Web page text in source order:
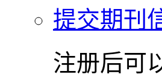
提交期刊
注册后可